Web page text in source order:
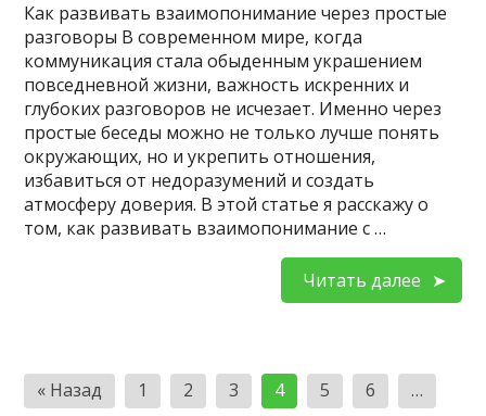
Как развивать взаимопонимание через простые
разговоры В современном мире, когда
коммуникация стала обыденным украшением
повседневной жизни, важность искренних и
глубоких разговоров не исчезает. Именно через
простые беседы можно не только лучше понять
окружающих, но и укрепить отношения,
избавиться от недоразумений и создать
атмосферу доверия. В этой статье я расскажу о
том, как развивать взаимопонимание с …
Читать далее
Пагинация
« Назад 1 2 3 4 5 6 …